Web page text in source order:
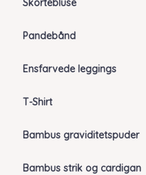
Skortebluse
Pandebånd
Ensfarvede leggings
T-Shirt
Bambus graviditetspuder
Bambus strik og cardigan